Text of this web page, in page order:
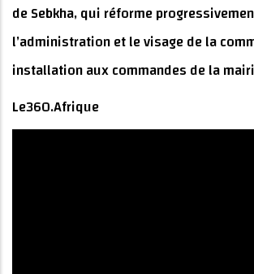
de Sebkha, qui réforme
l’administration et le visage de la
installation aux commandes de la
Le360.Afrique